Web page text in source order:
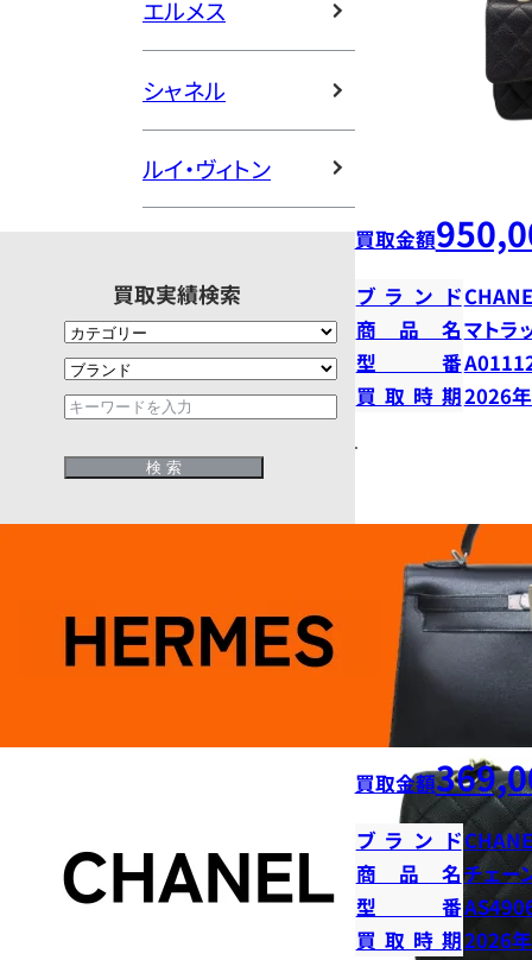
エルメス
シャネル
ルイ・ヴィトン
買取実績検索
買取金額
ブランド
商品名マトラ
型番
買取時期2026
買取金額
ブランド
商品名チェー
型番
買取時期2026